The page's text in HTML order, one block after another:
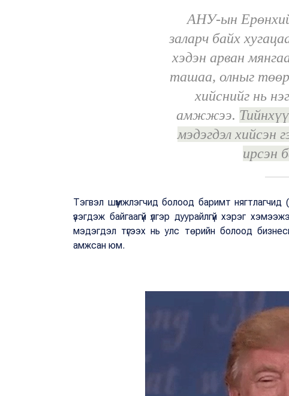
АНУ-ын
заларч байх
хэдэн арван
ташаа, олныг
хийснийг нь
амжжээ.
мэдэгдэл хийсэн
ирсэн
Тэгвэл шүүмжлэгчид болоод баримт
үзэгдэж байгаагүй үлгэр дуурайлгүй хэрэг
мэдэгдэл түгээх нь улс төрийн болоод
амжсан юм.